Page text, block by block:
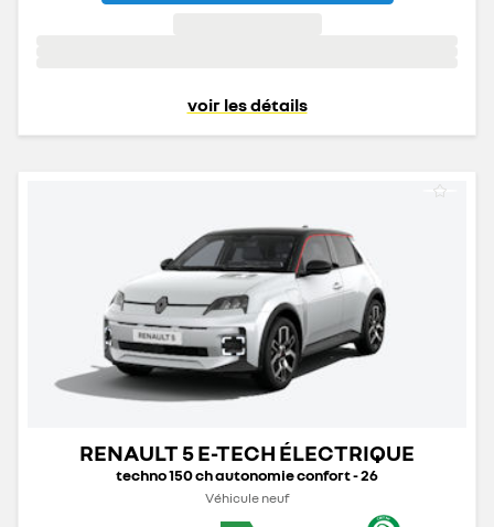
voir les détails
RENAULT 5 E-TECH ÉLECTRIQUE
techno 150 ch autonomie confort - 26
Véhicule neuf